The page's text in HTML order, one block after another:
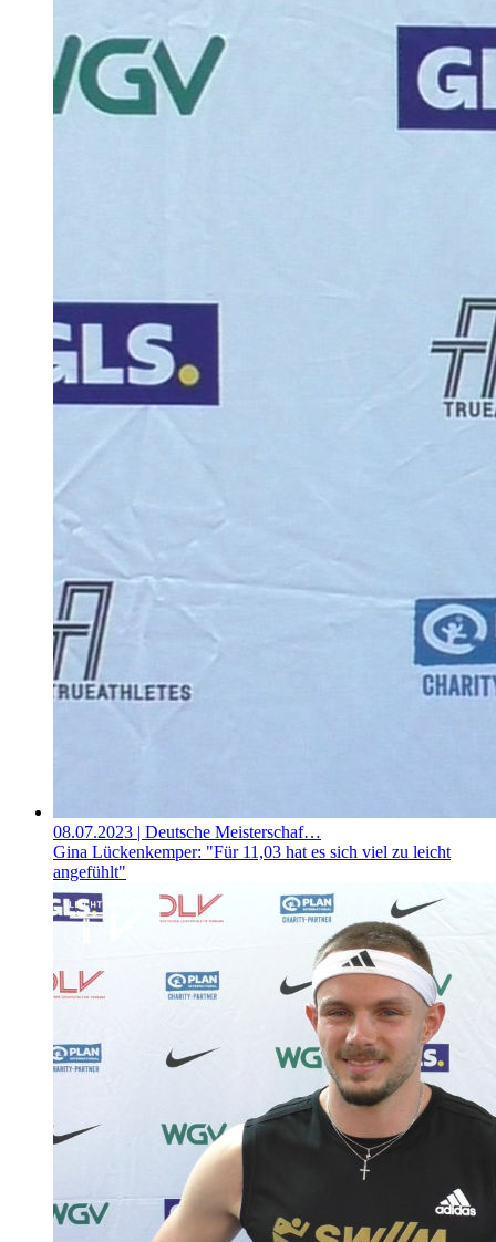
08.07.2023 | Deutsche Meisterschaf…
Gina Lückenkemper: "Für 11,03 hat es sich viel zu leicht
angefühlt"